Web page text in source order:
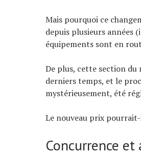
Mais pourquoi ce
depuis plusieurs années
équipements sont en
De plus, cette section du
derniers temps, et le
mystérieusement, été
Le nouveau prix
Concurrence